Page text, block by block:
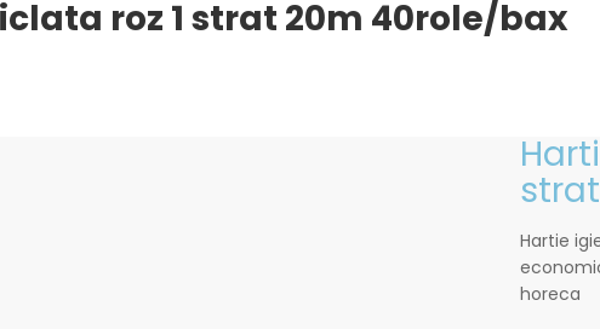
roz 1 strat 20m 40role/bax
Hartie
horeca